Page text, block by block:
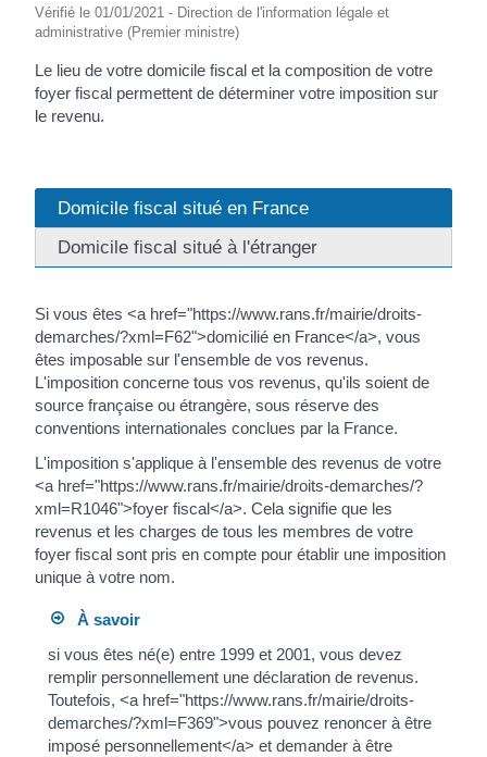
Vérifié le 01/01/2021 - Direction de l'information légale et
administrative (Premier ministre)
Le lieu de votre domicile fiscal et la composition de votre
foyer fiscal permettent de déterminer votre imposition sur
le revenu.
Domicile fiscal situé en France
Domicile fiscal situé à l'étranger
Si vous êtes <a href="https://www.rans.fr/mairie/droits-
demarches/?xml=F62">domicilié en France</a>, vous
êtes imposable sur l'ensemble de vos revenus.
L'imposition concerne tous vos revenus, qu'ils soient de
source française ou étrangère, sous réserve des
conventions internationales conclues par la France.
L'imposition s'applique à l'ensemble des revenus de votre
<a href="https://www.rans.fr/mairie/droits-demarches/?
xml=R1046">foyer fiscal</a>. Cela signifie que les
revenus et les charges de tous les membres de votre
foyer fiscal sont pris en compte pour établir une imposition
unique à votre nom.
À savoir
si vous êtes né(e) entre 1999 et 2001, vous devez
remplir personnellement une déclaration de revenus.
Toutefois, <a href="https://www.rans.fr/mairie/droits-
demarches/?xml=F369">vous pouvez renoncer à être
imposé personnellement</a> et demander à être